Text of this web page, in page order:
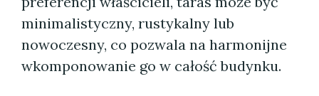
minimalistyczny, rustykalny lub
nowoczesny, co pozwala na harmonijne
wkomponowanie go w całość budynku.